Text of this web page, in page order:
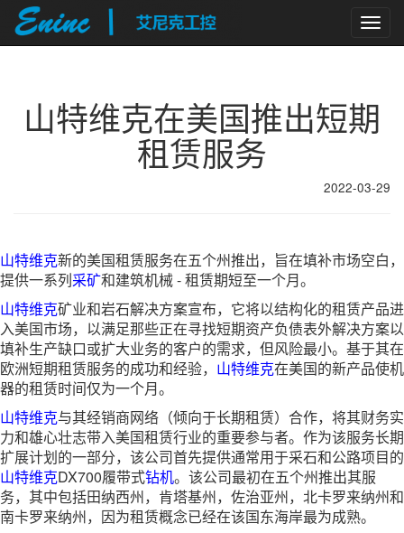
山特维克在美国推出短期
租赁服务
2022-03-29
山特维克新的美国租赁服务在五个州推出，旨在填补市场空白，
提供一系列采矿和建筑机械 - 租赁期短至一个月。
山特维克矿业和岩石解决方案宣布，它将以结构化的租赁产品进
入美国市场，以满足那些正在寻找短期资产负债表外解决方案以
填补生产缺口或扩大业务的客户的需求，但风险最小。基于其在
欧洲短期租赁服务的成功和经验， 山特维克在美国的新产品使机
器的租赁时间仅为一个月。
山特维克与其经销商网络（倾向于长期租赁）合作，将其财务实
力和雄心壮志带入美国租赁行业的重要参与者。作为该服务长期
扩展计划的一部分，该公司首先提供通常用于采石和公路项目的
山特维克DX700履带式钻机。该公司最初在五个州推出其服
务，其中包括田纳西州，肯塔基州，佐治亚州，北卡罗来纳州和
南卡罗来纳州，因为租赁概念已经在该国东海岸最为成熟。